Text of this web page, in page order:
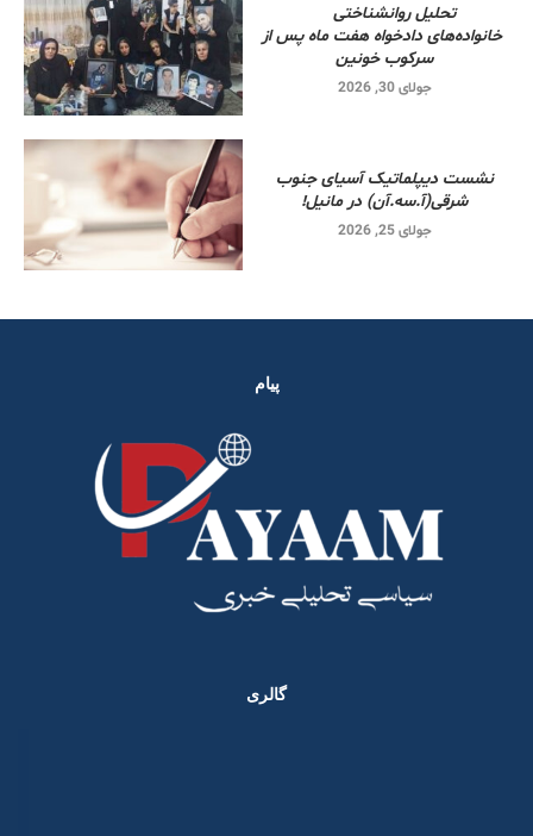
تحلیل روانشناختی
خانواده‌های دادخواه هفت ماه پس از
سرکوب خونین
جولای 30, 2026
نشست دیپلماتیک آسیای جنوب
شرقی‌(آ.سه.آن) در مانیل!
جولای 25, 2026
پیام
گالری